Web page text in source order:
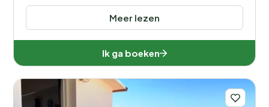
Meer lezen
Ik ga boeken